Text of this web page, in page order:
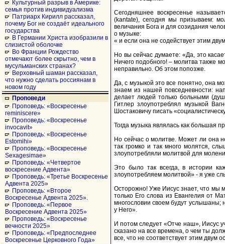
Культурный разрыв в Америке:
семья против индивидуализма
Патриарх Кирилл рассказал,
почему Бог не создаёт идеального
государства
В Германии Христа изобразили в
слизистой оболочке
Во Франции Рождество
отмечают более скрытно, чем в
мусульманских странах?
Верховный шаман рассказал,
что нужно сделать россиянам в
новом году
Проповеди
Проповедь: «Воскресенье
reminiscere»
Проповедь: «Воскресенье
invocavit»
Проповедь: «Воскресенье
Estomihi»
Проповедь: «Воскресенье
Sexagesimae»
Проповедь: «Четвертое
воскресение Адвента»
Проповедь: «Третье Воскресенье
Адвента 2025»
Проповедь: «Второе
Воскресенье Адвента 2025».
Проповедь: «Первое
Воскресение Адвента 2025»
Проповедь: «Воскресенье
вечности 2025»
Проповедь: «Предпоследнее
Воскресенье Церковного Года»
Сегодняшнее воскресенье
(kantate), сегодня мы призываем:
величания Бога и для созидания
о музыке:
« и если она не содействует этим
Но вы сейчас думаете: «Да, это
Ничего подобного! – молитва также
неправильно. Об этом попозже.
Да, с музыкой это все понятно, она
знаем из нашей повседневности:
делает людей только больными
Гитлер злоупотреблял музыкой
Шостаковичу писать
Тогда музыка являлась как большая
Но сейчас о молитве. Может ли она
так громко и так много молятся,
злоупотребляли молитвой для
Это было так всегда, в истории
злоупотребляем молитвой» - я уже
Осторожно! Уже Иисус знает, что мы
только Его слова из Евангелия от
многословии своем будут услышаны;
у Него».
И потом следует «Отче наш», Иисус
сказано на все времена, о чем ты
все, что не соответствует этим двум